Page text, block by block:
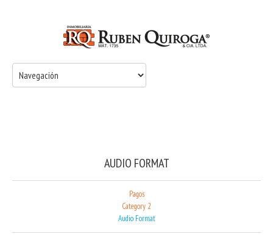
AUDIO FORMAT
Pagos
Category 2
Audio Format